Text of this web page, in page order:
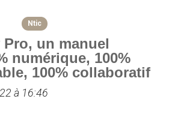
Ntic
un manuel
numérique, 100%
100% collaboratif
à 16:46